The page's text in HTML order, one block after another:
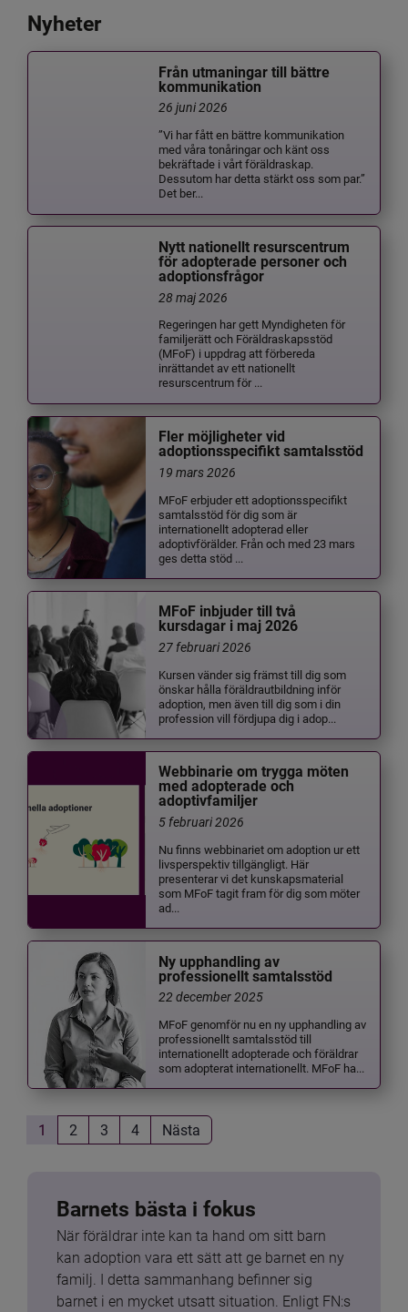
Nyheter
Från utmaningar till bättre
kommunikation
26 juni 2026
”Vi har fått en bättre kommunikation
med våra tonåringar och känt oss
bekräftade i vårt föräldraskap.
Dessutom har detta stärkt oss som par.”
Det ber...
Nytt nationellt resurscentrum
för adopterade personer och
adoptionsfrågor
28 maj 2026
Regeringen har gett Myndigheten för
familjerätt och Föräldraskapsstöd
(MFoF) i uppdrag att förbereda
inrättandet av ett nationellt
resurscentrum för ...
Fler möjligheter vid
adoptionsspecifikt samtalsstöd
19 mars 2026
MFoF erbjuder ett adoptionsspecifikt
samtalsstöd för dig som är
internationellt adopterad eller
adoptivförälder. Från och med 23 mars
ges detta stöd ...
MFoF inbjuder till två
kursdagar i maj 2026
27 februari 2026
Kursen vänder sig främst till dig som
önskar hålla föräldrautbildning inför
adoption, men även till dig som i din
profession vill fördjupa dig i adop...
Webbinarie om trygga möten
med adopterade och
adoptivfamiljer
5 februari 2026
Nu finns webbinariet om adoption ur ett
livsperspektiv tillgängligt. Här
presenterar vi det kunskapsmaterial
som MFoF tagit fram för dig som möter
ad...
Ny upphandling av
professionellt samtalsstöd
22 december 2025
MFoF genomför nu en ny upphandling av
professionellt samtalsstöd till
internationellt adopterade och föräldrar
som adopterat internationellt. MFoF ha...
1 2 3 4 Nästa
Barnets bästa i fokus
När föräldrar inte kan ta hand om sitt barn
kan adoption vara ett sätt att ge barnet en ny
familj. I detta sammanhang befinner sig
barnet i en mycket utsatt situation. Enligt FN:s